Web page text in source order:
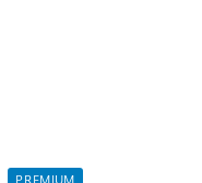
PREMIUM